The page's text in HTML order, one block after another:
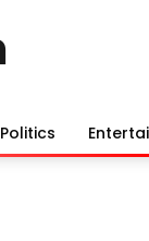
Politics